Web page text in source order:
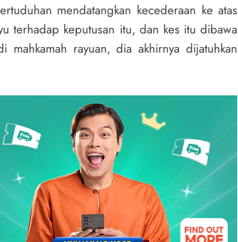
mendatangkan kecederaan ke atas
terhadap keputusan itu, dan kes itu dibawa
rayuan, dia akhirnya dijatuhkan